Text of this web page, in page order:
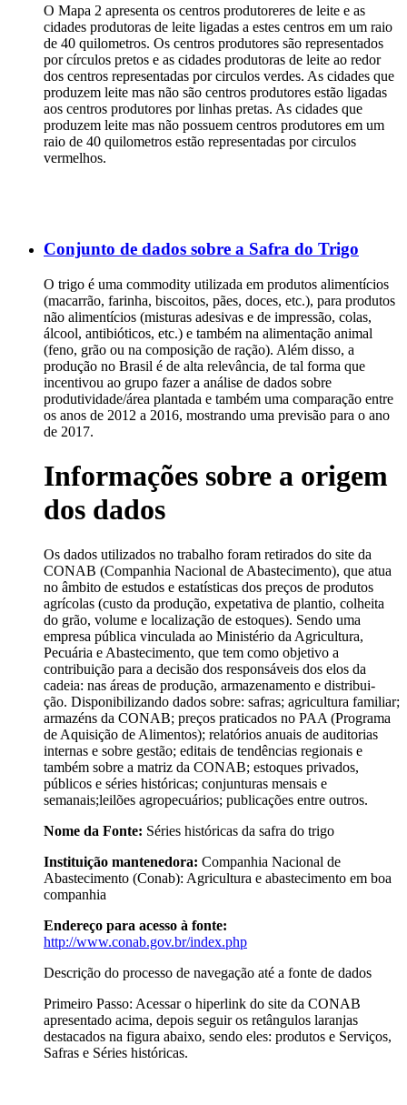
O Mapa 2 apresenta os centros produtoreres de leite e as
cidades produtoras de leite ligadas a estes centros em um raio
de 40 quilometros. Os centros produtores são representados
por círculos pretos e as cidades produtoras de leite ao redor
dos centros representadas por circulos verdes. As cidades que
produzem leite mas não são centros produtores estão ligadas
aos centros produtores por linhas pretas. As cidades que
produzem leite mas não possuem centros produtores em um
raio de 40 quilometros estão representadas por circulos
vermelhos.
Conjunto de dados sobre a Safra do Trigo
O trigo é uma commodity utilizada em produtos alimentícios
(macarrão, farinha, biscoitos, pães, doces, etc.), para produtos
não alimentícios (misturas adesivas e de impressão, colas,
álcool, antibióticos, etc.) e também na alimentação animal
(feno, grão ou na composição de ração). Além disso, a
produção no Brasil é de alta relevância, de tal forma que
incentivou ao grupo fazer a análise de dados sobre
produtividade/área plantada e também uma comparação entre
os anos de 2012 a 2016, mostrando uma previsão para o ano
de 2017.
Informações sobre a origem
dos dados
Os dados utilizados no trabalho foram retirados do site da
CONAB (Companhia Nacional de Abastecimento), que atua
no âmbito de estudos e estatísticas dos preços de produtos
agrícolas (custo da produção, expetativa de plantio, colheita
do grão, volume e localização de estoques). Sendo uma
empresa pública vinculada ao Ministério da Agricultura,
Pecuária e Abastecimento, que tem como objetivo a
contribuição para a decisão dos responsáveis dos elos da
cadeia: nas áreas de produção, armazenamento e distribui-
ção. Disponibilizando dados sobre: safras; agricultura familiar;
armazéns da CONAB; preços praticados no PAA (Programa
de Aquisição de Alimentos); relatórios anuais de auditorias
internas e sobre gestão; editais de tendências regionais e
também sobre a matriz da CONAB; estoques privados,
públicos e séries históricas; conjunturas mensais e
semanais;leilões agropecuários; publicações entre outros.
Nome da Fonte: Séries históricas da safra do trigo
Instituição mantenedora: Companhia Nacional de
Abastecimento (Conab): Agricultura e abastecimento em boa
companhia
Endereço para acesso à fonte:
http://www.conab.gov.br/index.php
Descrição do processo de navegação até a fonte de dados
Primeiro Passo: Acessar o hiperlink do site da CONAB
apresentado acima, depois seguir os retângulos laranjas
destacados na figura abaixo, sendo eles: produtos e Serviços,
Safras e Séries históricas.